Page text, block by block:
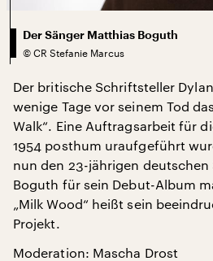
Der Sänger Matthias Boguth
© CR Stefanie Marcus
Der britische Schriftsteller
wenige Tage vor seinem Tod
Walk“. Eine Auftragsarbeit für
1954 posthum uraufgeführt
nun den 23-jährigen deutschen
Boguth für sein Debut-Album
„Milk Wood“ heißt sein
Projekt.
Moderation: Mascha Drost